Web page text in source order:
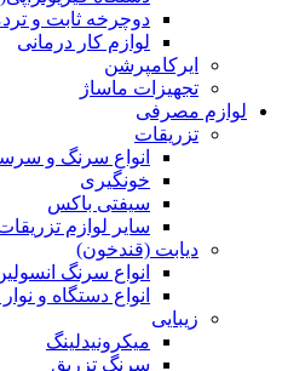
دوچرخه ثابت و
لوازم کار درمانی
ایرکامپرشن
تجهیزات ماساژ
لوازم مصرفی
تزریقات
انواع سرنگ و
خونگیری
سیفتی باکس
سایر لوازم
دیابت (قندخون)
انواع سرنگ
انواع دستگاه و
زیبایی
میکرونیدلینگ
سرنگ تزریق